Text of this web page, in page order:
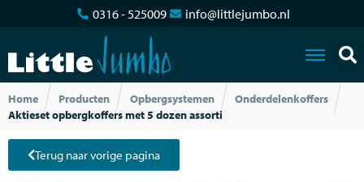
0316 - 525009 info@littlejumbo.nl
Home Producten Opbergsystemen
Onderdelenkoffers
Aktieset opbergkoffers met 5 dozen assorti
Terug naar vorige pagina